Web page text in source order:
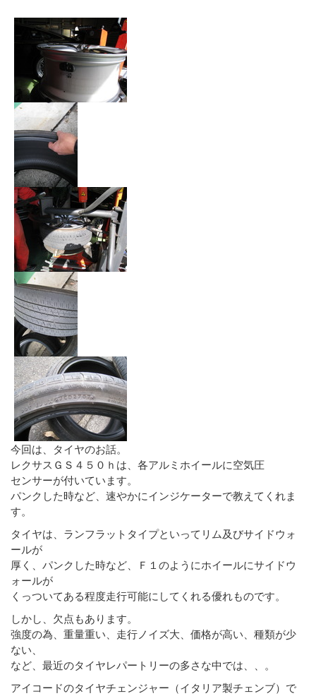
今回は、タイヤのお話。
レクサスＧＳ４５０ｈは、各アルミホイールに空気圧
センサーが付いています。
パンクした時など、速やかにインジケーターで教えてくれま
す。
タイヤは、ランフラットタイプといってリム及びサイドウォ
ールが
厚く、パンクした時など、Ｆ１のようにホイールにサイドウ
ォールが
くっついてある程度走行可能にしてくれる優れものです。
しかし、欠点もあります。
強度の為、重量重い、走行ノイズ大、価格が高い、種類が少
ない、
など、最近のタイヤレパートリーの多さな中では、、。
アイコードのタイヤチェンジャー（イタリア製チェンブ）で